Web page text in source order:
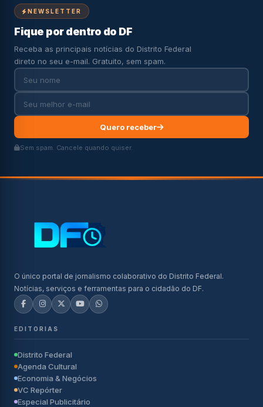
NEWSLETTER
Fique por dentro do DF
Receba as principais notícias do Distrito Federal
direto no seu e-mail. Gratuito, sem spam.
Quero receber
Sem spam. Cancele quando quiser.
O único portal de jornalismo colaborativo do Distrito Federal.
Notícias, serviços e ferramentas para o cidadão do DF.
EDITORIAS
Distrito Federal
Agenda Cultural
Economia & Negócios
VC Repórter
Especial Publicitário